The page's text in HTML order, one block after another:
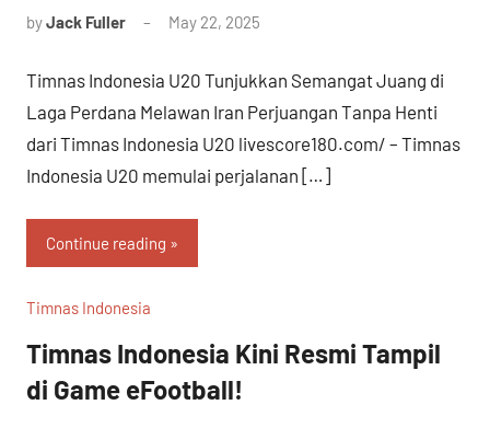
byJack Fuller May 22, 2025
Timnas Indonesia U20 Tunjukkan Semangat Juang di
Laga Perdana Melawan Iran Perjuangan Tanpa Henti
dari Timnas Indonesia U20 livescore180.com/ – Timnas
Indonesia U20 memulai perjalanan […]
Continue reading
Timnas Indonesia
Timnas Indonesia Kini Resmi Tampil
di Game eFootball!